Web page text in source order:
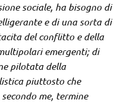
sociale, ha bisogno di
e di una sorta di
del conflitto e della
emergenti; di
pilotata della
piuttosto che
me, termine